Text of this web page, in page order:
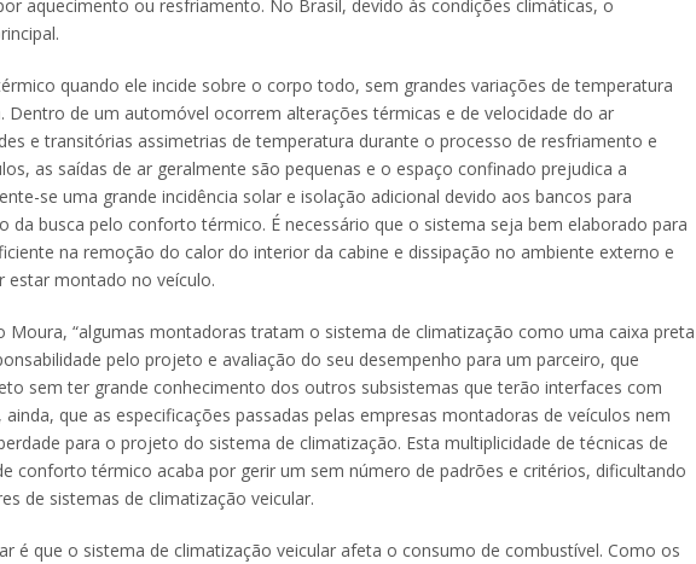
aquecimento ou resfriamento. No Brasil, devido às condições climáticas, o
quando ele incide sobre o corpo todo, sem grandes variações de temperatura
Dentro de um automóvel ocorrem alterações térmicas e de velocidade do ar
e transitórias assimetrias de temperatura durante o processo de resfriamento e
as saídas de ar geralmente são pequenas e o espaço confinado prejudica a
se uma grande incidência solar e isolação adicional devido aos bancos para
da busca pelo conforto térmico. É necessário que o sistema seja bem elaborado para
na remoção do calor do interior da cabine e dissipação no ambiente externo e
estar montado no veículo.
Moura, “algumas montadoras tratam o sistema de climatização como uma caixa preta
pelo projeto e avaliação do seu desempenho para um parceiro, que
sem ter grande conhecimento dos outros subsistemas que terão interfaces com
ainda, que as especificações passadas pelas empresas montadoras de veículos nem
para o projeto do sistema de climatização. Esta multiplicidade de técnicas de
conforto térmico acaba por gerir um sem número de padrões e critérios, dificultando
de sistemas de climatização veicular.
é que o sistema de climatização veicular afeta o consumo de combustível. Como os